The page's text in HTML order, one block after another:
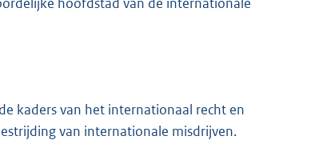
kaders van het internationaal recht en
van internationale misdrijven.